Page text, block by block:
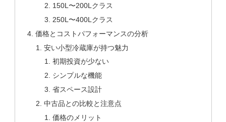
150L〜200Lクラス
250L〜400Lクラス
価格とコストパフォーマンスの分析
安い小型冷蔵庫が持つ魅力
初期投資が少ない
シンプルな機能
省スペース設計
中古品との比較と注意点
価格のメリット